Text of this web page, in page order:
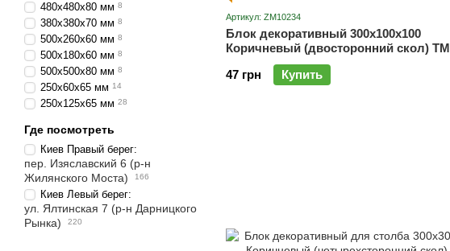
Артикул: ZM10234
Блок декоративный 300х100х100
Коричневый (двосторонний скол) ТМ
Золотой Мандарин
47 грн
Купить
480х480х80 мм 8
380х380х70 мм 8
500х260х60 мм 8
500х180х60 мм 8
500х500х80 мм 8
250х60х65 мм 14
250х125х65 мм 28
Где посмотреть
Киев Правый берег:
пер. Изяславский 6 (р-н
Жилянского Моста)
166
Киев Левый берег:
ул. Ялтинская 7 (р-н Дарницкого
Рынка)
220